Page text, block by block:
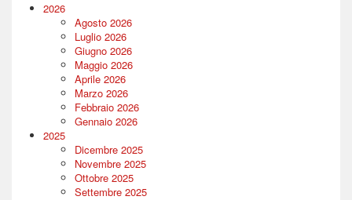
2026
Agosto 2026
Luglio 2026
Giugno 2026
Maggio 2026
Aprile 2026
Marzo 2026
Febbraio 2026
Gennaio 2026
2025
Dicembre 2025
Novembre 2025
Ottobre 2025
Settembre 2025